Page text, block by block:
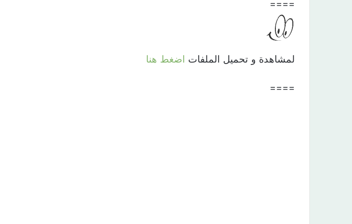
====
لمشاهدة و تحميل الملفات اضغط هنا
====